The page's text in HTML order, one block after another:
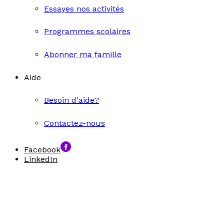
Essayes nos activités
Programmes scolaires
Abonner ma famille
Aide
Besoin d'aide?
Contactez-nous
Facebook
LinkedIn